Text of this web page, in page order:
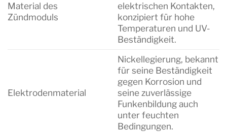
Material des
Zündmoduls
elektrischen Kontakten,
konzipiert für hohe
Temperaturen und UV-
Beständigkeit.
Elektrodenmaterial
Nickellegierung, bekannt
für seine Beständigkeit
gegen Korrosion und
seine zuverlässige
Funkenbildung auch
unter feuchten
Bedingungen.